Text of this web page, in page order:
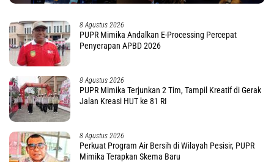
8 Agustus 2026
PUPR Mimika Andalkan E-Processing Percepat
Penyerapan APBD 2026
8 Agustus 2026
PUPR Mimika Terjunkan 2 Tim, Tampil Kreatif di Gerak
Jalan Kreasi HUT ke 81 RI
8 Agustus 2026
Perkuat Program Air Bersih di Wilayah Pesisir, PUPR
Mimika Terapkan Skema Baru